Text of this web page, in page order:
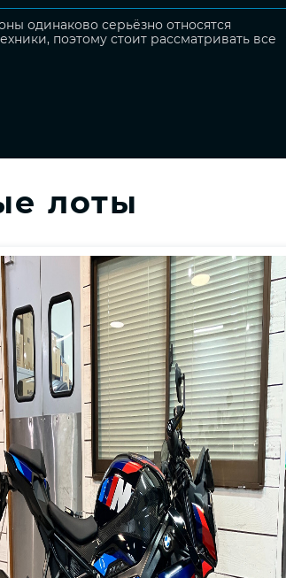
одинаково серьёзно относятся
поэтому стоит рассматривать все
лоты